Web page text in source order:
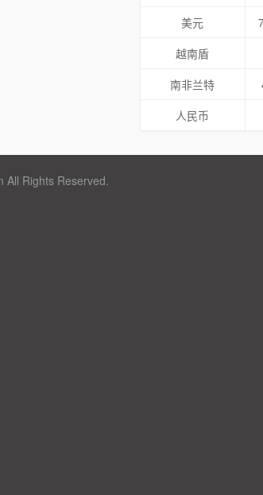
美元
越南盾
南非兰特
人民币
All Rights Reserved.